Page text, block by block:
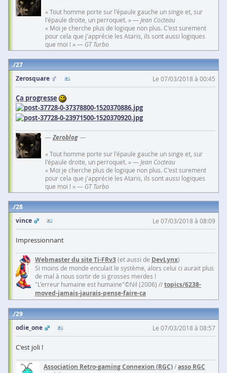
« Tout homme porte sur l'épaule gauche un singe et, sur
l'épaule droite, un perroquet. » — Jean Cocteau
« Moi je cherche plus de logique non plus. C'est surement
pour cela que j'apprécie les Ataris, ils sont aussi logiques
que moi ! » — GT Turbo
27
Zerosquare
Le 07/03/2018 à 00:45
Ça progresse
—Zeroblog—
« Tout homme porte sur l'épaule gauche un singe et, sur
l'épaule droite, un perroquet. » — Jean Cocteau
« Moi je cherche plus de logique non plus. C'est surement
pour cela que j'apprécie les Ataris, ils sont aussi logiques
que moi ! » — GT Turbo
28
vince
Le 07/03/2018 à 08:09
Impressionnant
Webmaster du site Ti-FRv3(et aussi de DevLynx)
Si moins de monde enculait le système, alors celui ci aurait plus
de mal à nous sortir de si grosses merdes !
"L'erreur humaine est humaine"©Nil (2006) //topics/6238-
moved-jamais-jaurais-pense-faire-ca
29
odie_one
Le 07/03/2018 à 08:57
C'est joli !
Association Retro-gaming Connexion (RGC)/asso RGC